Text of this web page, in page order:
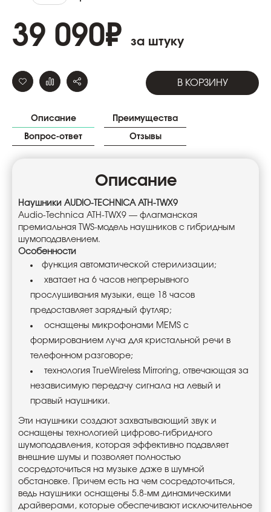
39 090₽ за штуку
В КОРЗИНУ
Описание Преимущества
Вопрос-ответ Отзывы
Описание
Наушники AUDIO-TECHNICA ATH-TWX9
Audio-Technica ATH-TWX9 — флагманская
премиальная TWS-модель наушников с гибридным
шумоподавлением.
Особенности
функция автоматической стерилизации;
хватает на 6 часов непрерывного
прослушивания музыки, еще 18 часов
предоставляет зарядный футляр;
оснащены микрофонами MEMS с
формированием луча для кристальной речи в
телефонном разговоре;
технология TrueWireless Mirroring, отвечающая за
независимую передачу сигнала на левый и
правый наушники.
Эти наушники создают захватывающий звук и
оснащены технологией цифрово-гибридного
шумоподавления, которая эффективно подавляет
внешние шумы и позволяет полностью
сосредоточиться на музыке даже в шумной
обстановке. Причем есть на чем сосредоточиться,
ведь наушники оснащены 5.8-мм динамическими
драйверами, которые обеспечивают исключительное